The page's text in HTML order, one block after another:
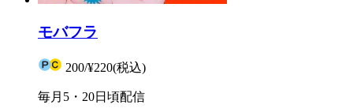
モバフラ
200/¥220(税込)
毎月5・20日頃配信